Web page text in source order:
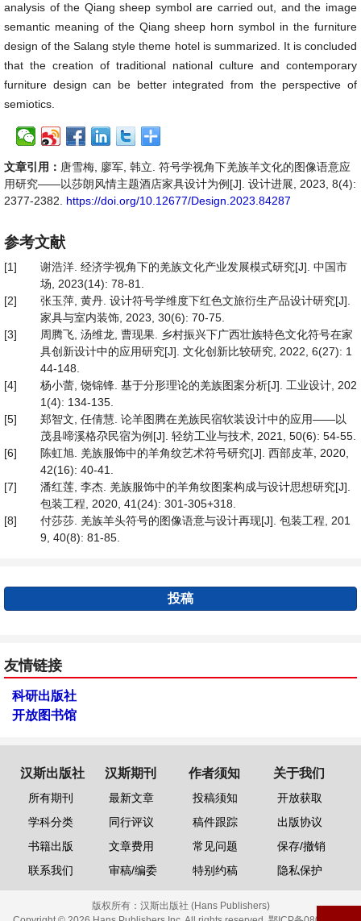
analysis of the Qiang sheep symbol are carried out, and the image
semantic meaning of the Qiang sheep horn symbol in the furniture
design of the Salang style theme hotel is summarized. It is concluded
that the creation of traditional national culture and contemporary
furniture design can be better integrated from the perspective of
semiotics.
文章引用： 唐雪梅, 廖军, 韩立. 符号学视角下羌族羊文化的图像语意应
用研究——以莎朗风情主题酒店家具设计为例[J]. 设计进展, 2023, 8(4):
2377-2382. https://doi.org/10.12677/Design.2023.84287
参考文献
[1]
谢浩洋. 经济学视角下的羌族文化产业发展模式研究[J]. 中国市
场, 2023(14): 78-81.
[2]
张玉萍, 黄丹. 设计符号学维度下红色文旅衍生产品设计研究[J].
家具与室内装饰, 2023, 30(6): 70-75.
[3]
周腾飞, 汤维龙, 曹现果. 乡村振兴下广西壮族特色文化符号在家
具创新设计中的应用研究[J]. 文化创新比较研究, 2022, 6(27): 1
44-148.
[4]
杨小蕾, 饶锦锋. 基于分形理论的羌族图案分析[J]. 工业设计, 202
1(4): 134-135.
[5]
郑智文, 任倩慧. 论羊图腾在羌族民宿软装设计中的应用——以
茂县啼溪格尕民宿为例[J]. 轻纺工业与技术, 2021, 50(6): 54-55.
[6]
陈虹旭. 羌族服饰中的羊角纹艺术符号研究[J]. 西部皮革, 2020,
42(16): 40-41.
[7]
潘红莲, 李杰. 羌族服饰中的羊角纹图案构成与设计思想研究[J].
包装工程, 2020, 41(24): 301-305+318.
[8]
付莎莎. 羌族羊头符号的图像语意与设计再现[J]. 包装工程, 201
9, 40(8): 81-85.
投稿
友情链接
科研出版社
开放图书馆
汉斯出版社
所有期刊
学科分类
书籍出版
联系我们
汉斯期刊
最新文章
同行评议
文章费用
审稿/编委
作者须知
投稿须知
稿件跟踪
常见问题
特别约稿
关于我们
开放获取
出版协议
保存/撤销
隐私保护
版权所有： 汉斯出版社 (Hans Publishers)